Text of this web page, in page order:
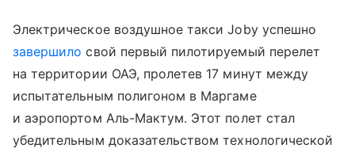
Электрическое воздушное такси Joby успешно
завершило свой первый пилотируемый перелет
на территории ОАЭ, пролетев 17 минут между
испытательным полигоном в Маргаме
и аэропортом Аль-Мактум. Этот полет стал
убедительным доказательством технологической